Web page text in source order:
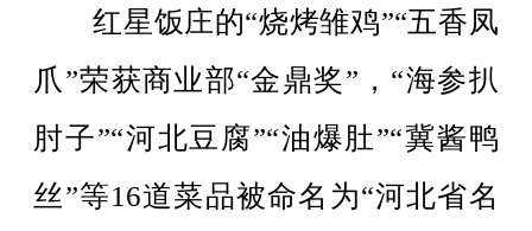
红星饭庄的“烧烤雏鸡”“五香凤
爪”荣获商业部“金鼎奖”，“海参扒
肘子”“河北豆腐”“油爆肚”“冀酱鸭
丝”等16道菜品被命名为“河北省名